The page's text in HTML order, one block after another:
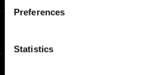
Preferences
Statistics
Xbox Series X|S / Xbox
One / Windows